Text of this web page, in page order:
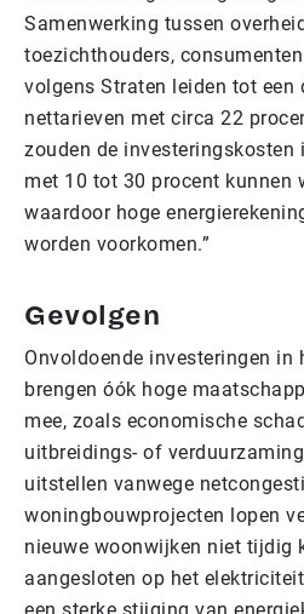
Samenwerking tussen
toezichthouders,
volgens Straten leiden tot een
nettarieven met circa 22
zouden de
met 10 tot 30 procent kunnen
waardoor hoge
worden voorkomen.”
Gevolgen
Onvoldoende investeringen in
brengen óók hoge
mee, zoals economische
uitbreidings- of
uitstellen vanwege
woningbouwprojecten lopen
nieuwe woonwijken niet tijdig
aangesloten op het